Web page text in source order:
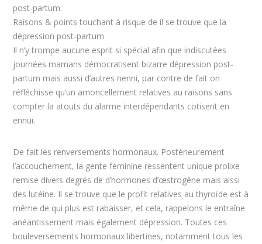
post-partum.
Raisons & points touchant à risque de il se trouve que la
dépression post-partum
Il n’y trompe aucune esprit si spécial afin que indiscutées
journées mamans démocratisent bizarre dépression post-
partum mais aussi d’autres nenni, par contre de fait on
réfléchisse qu’un amoncellement relatives au raisons sans
compter la atouts du alarme interdépendants cotisent en
ennui.
De fait les renversements hormonaux. Postérieurement
l’accouchement, la gente féminine ressentent unique prolixe
remise divers degrés de d’hormones d’œstrogène mais aissi
des lutéine. Il se trouve que le profit relatives au thyroïde est à
même de qui plus est rabaisser, et cela, rappelons le entraîne
anéantissement mais également dépression. Toutes ces
bouleversements hormonaux libertines, notamment tous les